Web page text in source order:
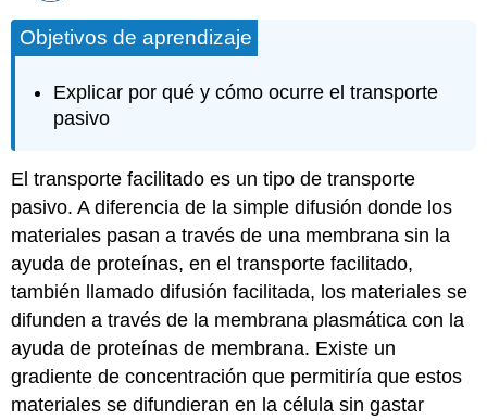
Objetivos de aprendizaje
Explicar por qué y cómo ocurre el transporte
pasivo
El transporte facilitado es un tipo de transporte
pasivo. A diferencia de la simple difusión donde los
materiales pasan a través de una membrana sin la
ayuda de proteínas, en el transporte facilitado,
también llamado difusión facilitada, los materiales se
difunden a través de la membrana plasmática con la
ayuda de proteínas de membrana. Existe un
gradiente de concentración que permitiría que estos
materiales se difundieran en la célula sin gastar